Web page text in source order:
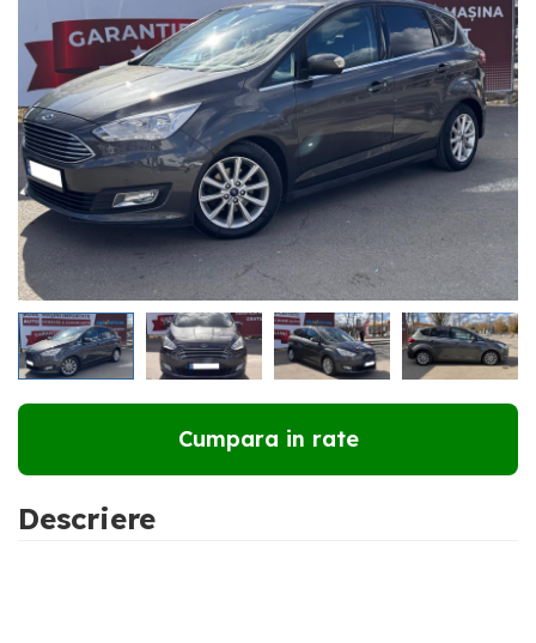
RATE DE LA204 €LUNAR
Cumpara in rate
Descriere